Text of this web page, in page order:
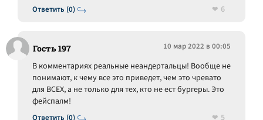
Ответить (0)
6
Гость 197 10 мар 2022 в 00:05
Ответить (0)
В комментариях реальные неандертальцы! Вообще не
понимают, к чему все это приведет, чем это чревато
для ВСЕХ, а не только для тех, кто не ест бургеры. Это
фейспалм!